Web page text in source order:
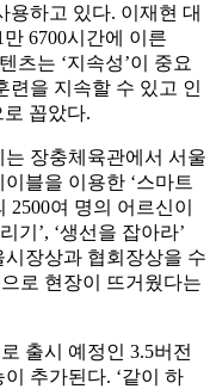
용하고 있다. 이재현 대
6700시간에 이른
츠는 ‘지속성’이 중요
련을 지속할 수 있고 인
꼽았다.
장충체육관에서 서울
블을 이용한 ‘스마트
여 명의 어르신이
기’, ‘생선을 잡아라’
장상과 협회장상을 수
로 현장이 뜨거웠다는
출시 예정인 3.5버전
이 추가된다. ‘같이 하